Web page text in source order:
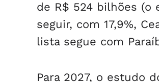
de R$ 524 bilhões (o
seguir, com 17,9%,
lista segue com
Para 2027, o estudo